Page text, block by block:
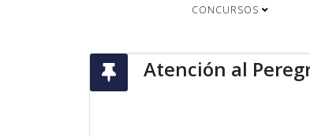
CONCURSOS
Atención al